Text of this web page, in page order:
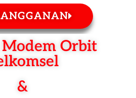
Modem Orbit
&